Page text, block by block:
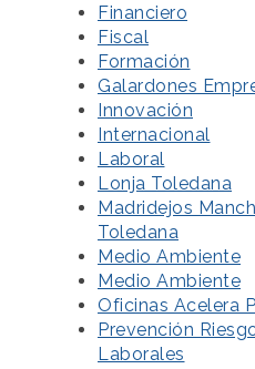
Financiero
Fiscal
Formación
Galardones
Innovación
Internacional
Laboral
Lonja Toledana
Madridejos
Toledana
Medio Ambiente
Medio Ambiente
Oficinas Acelera
Prevención
Laborales